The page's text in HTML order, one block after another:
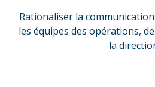
Rationaliser la
les équipes des opérations,
la